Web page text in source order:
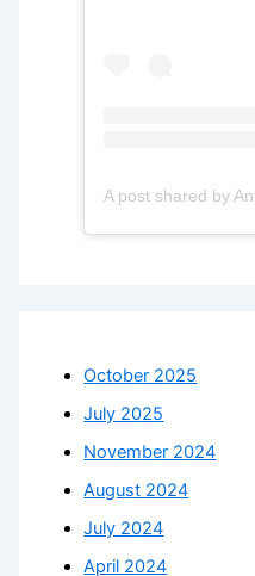
October 2025
July 2025
November 2024
August 2024
July 2024
April 2024